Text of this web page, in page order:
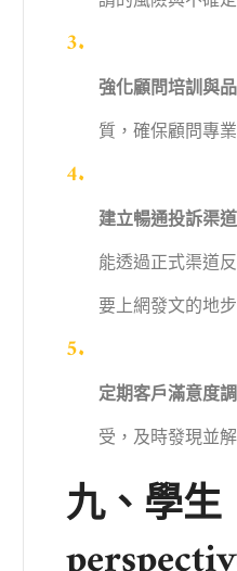
強化顧問培訓與
質，確保顧問專
建立暢通投訴渠道
能透過正式渠道
要上網發文的地步
定期客戶滿意度
受，及時發現並
九、學生